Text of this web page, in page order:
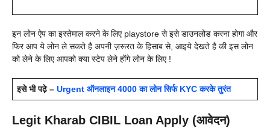
इन लोन ऐप का इस्तेमाल करने के लिए playstore से इसे डाउनलोड करना होगा और
फिर आप ये लोन ले सकते है अपनी ज़रूरत के हिसाब से, आइये देखते है की इस लोन
को लेने के लिए आपको क्या स्टेप लेने होंगे लोन के लिए !
इसे भी पढ़े – Urgent ऑनलाइन 4000 का लोन सिर्फ KYC करके तुरंत
Legit Kharab CIBIL Loan Apply (आवेदन)